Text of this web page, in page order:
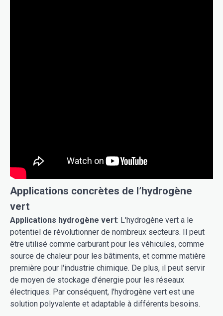
Applications concrètes de l’hydrogène
vert
Applications hydrogène vert: L'hydrogène vert a le
potentiel de révolutionner de nombreux secteurs. Il peut
être utilisé comme carburant pour les véhicules, comme
source de chaleur pour les bâtiments, et comme matière
première pour l'industrie chimique. De plus, il peut servir
de moyen de stockage d'énergie pour les réseaux
électriques. Par conséquent, l'hydrogène vert est une
solution polyvalente et adaptable à différents besoins.